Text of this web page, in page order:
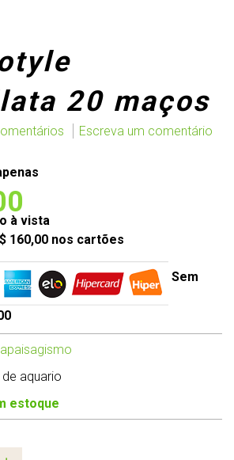
20 maços
Escreva um comentário
à vista
160,00 nos cartões
Sem
aquario
estoque